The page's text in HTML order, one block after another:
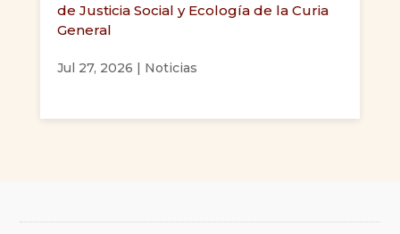
de Justicia Social y Ecología de la Curia
General
Jul 27, 2026 | Noticias